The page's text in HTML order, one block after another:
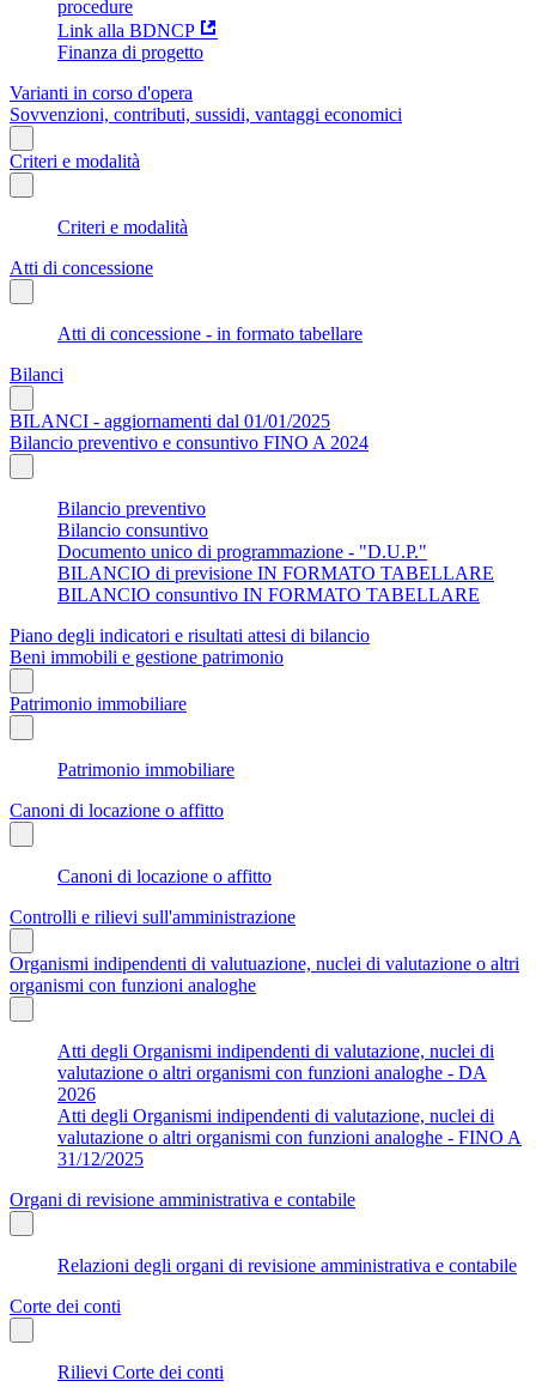
procedure
Link alla BDNCP
Finanza di progetto
Varianti in corso d'opera
Sovvenzioni, contributi, sussidi, vantaggi economici
Criteri e modalità
Criteri e modalità
Atti di concessione
Atti di concessione - in formato tabellare
Bilanci
BILANCI - aggiornamenti dal 01/01/2025
Bilancio preventivo e consuntivo FINO A 2024
Bilancio preventivo
Bilancio consuntivo
Documento unico di programmazione - "D.U.P."
BILANCIO di previsione IN FORMATO TABELLARE
BILANCIO consuntivo IN FORMATO TABELLARE
Piano degli indicatori e risultati attesi di bilancio
Beni immobili e gestione patrimonio
Patrimonio immobiliare
Patrimonio immobiliare
Canoni di locazione o affitto
Canoni di locazione o affitto
Controlli e rilievi sull'amministrazione
Organismi indipendenti di valutuazione, nuclei di valutazione o altri
organismi con funzioni analoghe
Atti degli Organismi indipendenti di valutazione, nuclei di
valutazione o altri organismi con funzioni analoghe - DA
2026
Atti degli Organismi indipendenti di valutazione, nuclei di
valutazione o altri organismi con funzioni analoghe - FINO A
31/12/2025
Organi di revisione amministrativa e contabile
Relazioni degli organi di revisione amministrativa e contabile
Corte dei conti
Rilievi Corte dei conti